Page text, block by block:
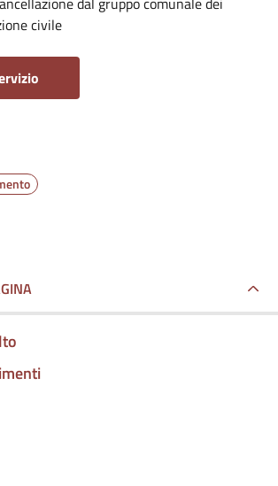
civile